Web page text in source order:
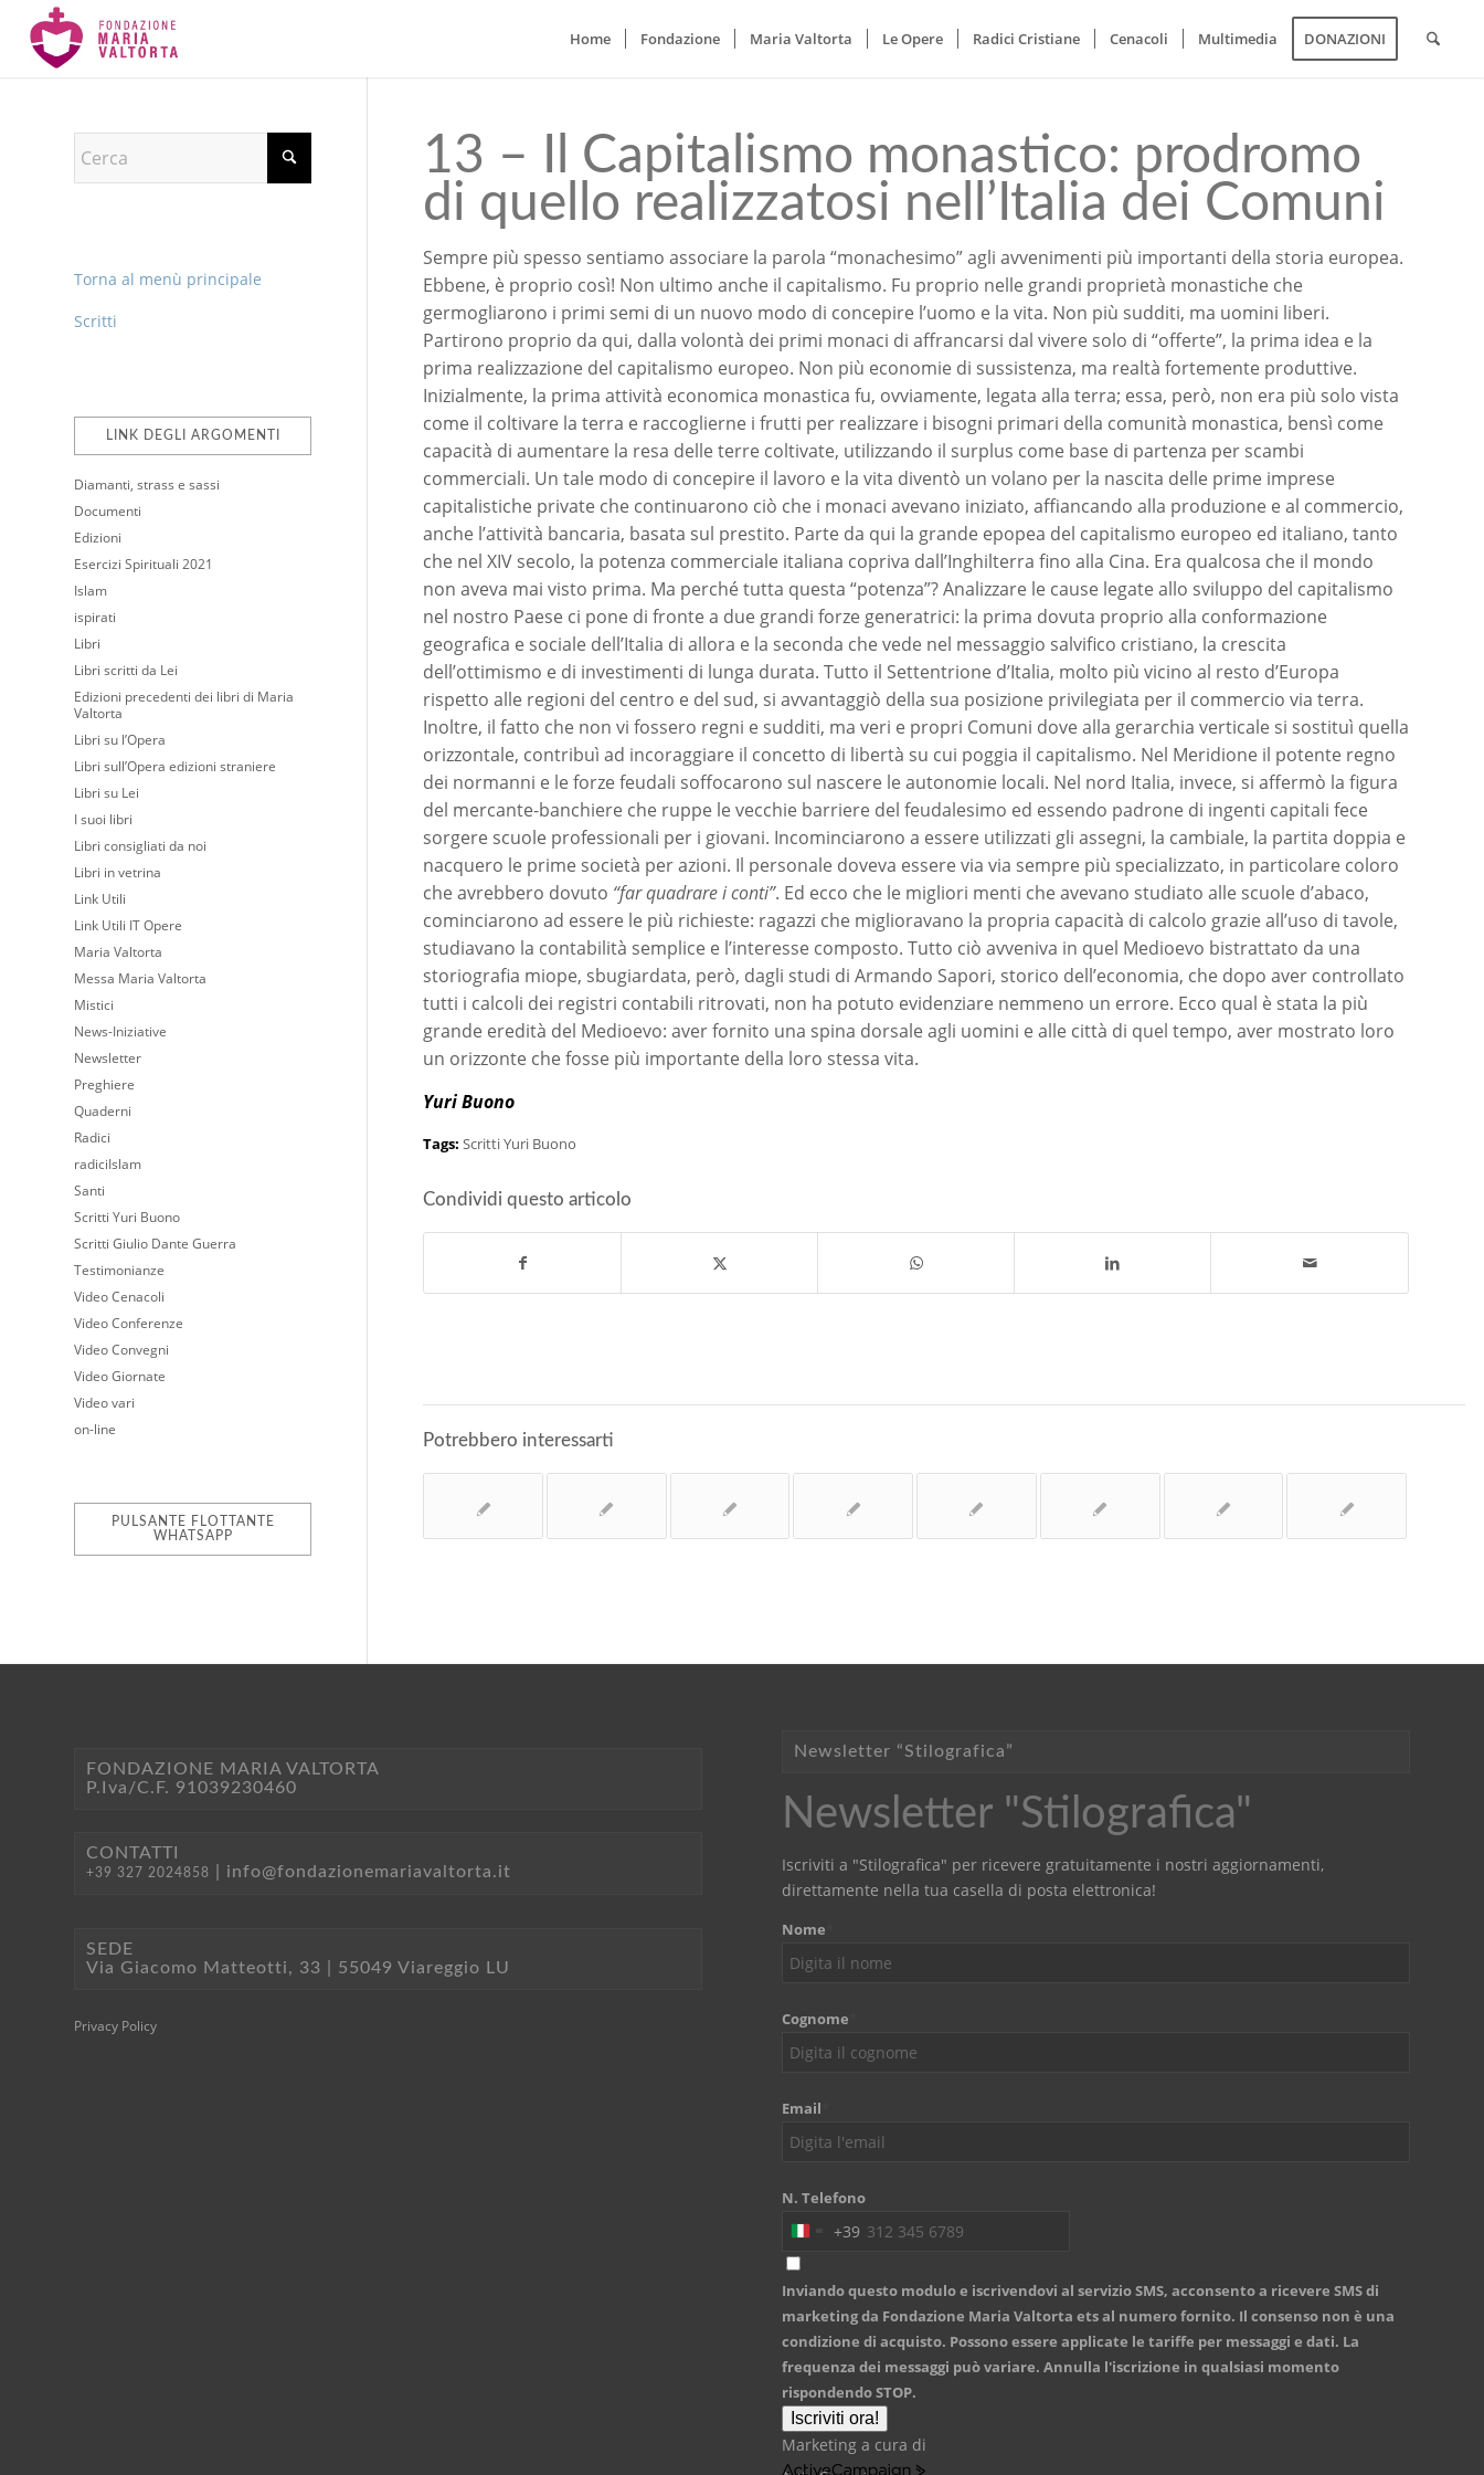
Home Fondazione Maria Valtorta Le Opere Radici Cristiane Cenacoli Multimedia DONAZIONI
13 – Il Capitalismo monastico: prodromo
di quello realizzatosi nell’Italia dei Comuni
Sempre più spesso sentiamo associare la parola “monachesimo” agli avvenimenti più importanti della storia europea.
Ebbene, è proprio così! Non ultimo anche il capitalismo. Fu proprio nelle grandi proprietà monastiche che
germogliarono i primi semi di un nuovo modo di concepire l’uomo e la vita. Non più sudditi, ma uomini liberi.
Partirono proprio da qui, dalla volontà dei primi monaci di affrancarsi dal vivere solo di “offerte”, la prima idea e la
prima realizzazione del capitalismo europeo. Non più economie di sussistenza, ma realtà fortemente produttive.
Inizialmente, la prima attività economica monastica fu, ovviamente, legata alla terra; essa, però, non era più solo vista
come il coltivare la terra e raccoglierne i frutti per realizzare i bisogni primari della comunità monastica, bensì come
capacità di aumentare la resa delle terre coltivate, utilizzando il surplus come base di partenza per scambi
commerciali. Un tale modo di concepire il lavoro e la vita diventò un volano per la nascita delle prime imprese
capitalistiche private che continuarono ciò che i monaci avevano iniziato, affiancando alla produzione e al commercio,
anche l’attività bancaria, basata sul prestito. Parte da qui la grande epopea del capitalismo europeo ed italiano, tanto
che nel XIV secolo, la potenza commerciale italiana copriva dall’Inghilterra fino alla Cina. Era qualcosa che il mondo
non aveva mai visto prima. Ma perché tutta questa “potenza”? Analizzare le cause legate allo sviluppo del capitalismo
nel nostro Paese ci pone di fronte a due grandi forze generatrici: la prima dovuta proprio alla conformazione
geografica e sociale dell’Italia di allora e la seconda che vede nel messaggio salvifico cristiano, la crescita
dell’ottimismo e di investimenti di lunga durata. Tutto il Settentrione d’Italia, molto più vicino al resto d’Europa
rispetto alle regioni del centro e del sud, si avvantaggiò della sua posizione privilegiata per il commercio via terra.
Inoltre, il fatto che non vi fossero regni e sudditi, ma veri e propri Comuni dove alla gerarchia verticale si sostituì quella
orizzontale, contribuì ad incoraggiare il concetto di libertà su cui poggia il capitalismo. Nel Meridione il potente regno
dei normanni e le forze feudali soffocarono sul nascere le autonomie locali. Nel nord Italia, invece, si affermò la figura
del mercante-banchiere che ruppe le vecchie barriere del feudalesimo ed essendo padrone di ingenti capitali fece
sorgere scuole professionali per i giovani. Incominciarono a essere utilizzati gli assegni, la cambiale, la partita doppia e
nacquero le prime società per azioni. Il personale doveva essere via via sempre più specializzato, in particolare coloro
che avrebbero dovuto “far quadrare i conti”. Ed ecco che le migliori menti che avevano studiato alle scuole d’abaco,
cominciarono ad essere le più richieste: ragazzi che miglioravano la propria capacità di calcolo grazie all’uso di tavole,
studiavano la contabilità semplice e l’interesse composto. Tutto ciò avveniva in quel Medioevo bistrattato da una
storiografia miope, sbugiardata, però, dagli studi di Armando Sapori, storico dell’economia, che dopo aver controllato
tutti i calcoli dei registri contabili ritrovati, non ha potuto evidenziare nemmeno un errore. Ecco qual è stata la più
grande eredità del Medioevo: aver fornito una spina dorsale agli uomini e alle città di quel tempo, aver mostrato loro
un orizzonte che fosse più importante della loro stessa vita.
Yuri Buono
Tags: Scritti Yuri Buono
Condividi questo articolo
Potrebbero interessarti
Torna al menù principale
Scritti
LINK DEGLI ARGOMENTI
Diamanti, strass e sassi
Documenti
Edizioni
Esercizi Spirituali 2021
Islam
ispirati
Libri
Libri scritti da Lei
Edizioni precedenti dei libri di Maria
Valtorta
Libri su l’Opera
Libri sull’Opera edizioni straniere
Libri su Lei
I suoi libri
Libri consigliati da noi
Libri in vetrina
Link Utili
Link Utili IT Opere
Maria Valtorta
Messa Maria Valtorta
Mistici
News-Iniziative
Newsletter
Preghiere
Quaderni
Radici
radiciIslam
Santi
Scritti Yuri Buono
Scritti Giulio Dante Guerra
Testimonianze
Video Cenacoli
Video Conferenze
Video Convegni
Video Giornate
Video vari
on-line
PULSANTE FLOTTANTE
WHATSAPP
FONDAZIONE MARIA VALTORTA
P.Iva/C.F. 91039230460
CONTATTI
+39 327 2024858 info@fondazionemariavaltorta.it
SEDE
Via Giacomo Matteotti, 33 | 55049 Viareggio LU
Privacy Policy
Newsletter “Stilografica”
Newsletter "Stilografica"
Iscriviti a "Stilografica" per ricevere gratuitamente i nostri aggiornamenti,
direttamente nella tua casella di posta elettronica!
Nome
Cognome
Email
N. Telefono
Italy
+39
Inviando questo modulo e iscrivendovi al servizio SMS, acconsento a ricevere SMS di
marketing da Fondazione Maria Valtorta ets al numero fornito. Il consenso non è una
condizione di acquisto. Possono essere applicate le tariffe per messaggi e dati. La
frequenza dei messaggi può variare. Annulla l'iscrizione in qualsiasi momento
rispondendo STOP.
Iscriviti ora!
Marketing a cura di